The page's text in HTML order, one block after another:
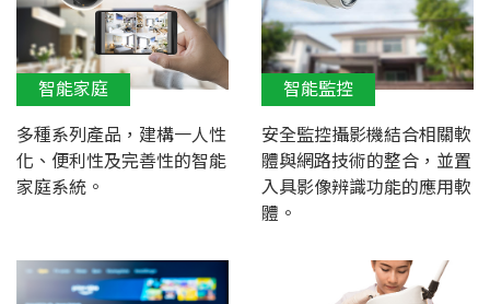
智能家庭
多種系列產品，建構一人性
化、便利性及完善性的智能
家庭系統。
智能監控
安全監控攝影機結合相關軟
體與網路技術的整合，並置
入具影像辨識功能的應用軟
體。